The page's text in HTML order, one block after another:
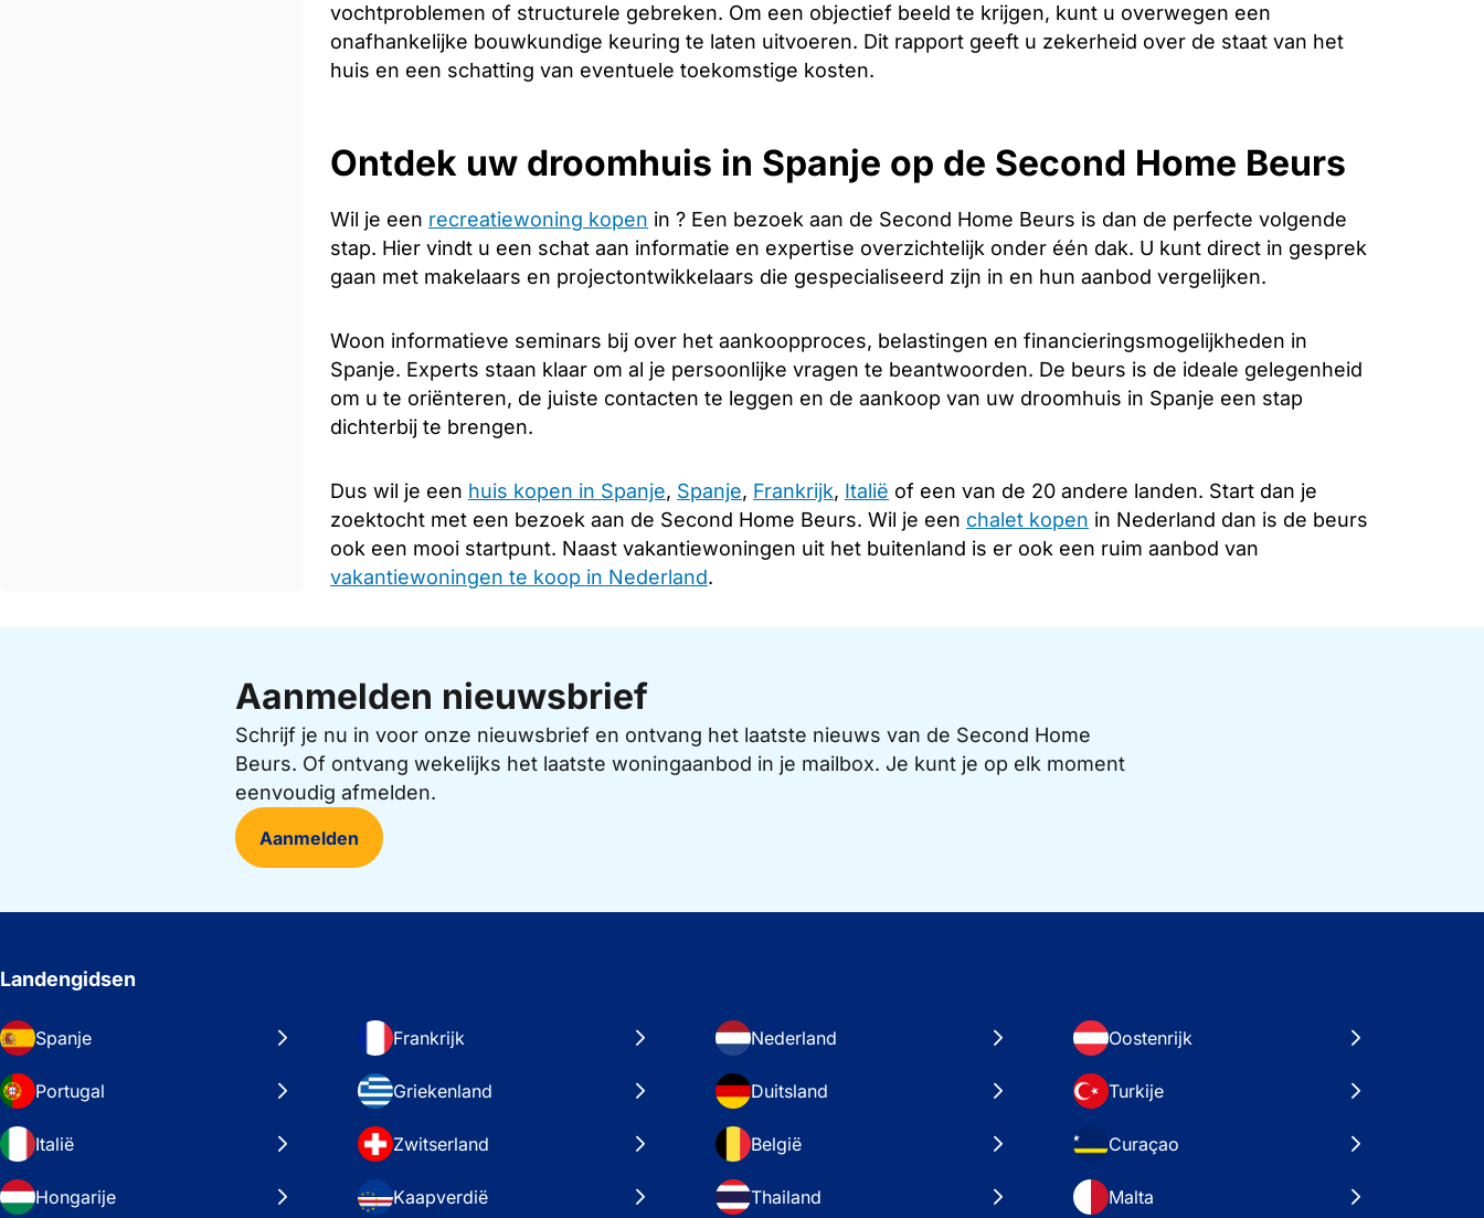
vochtproblemen of structurele gebreken. Om een objectief beeld te krijgen, kunt u overwegen een
onafhankelijke bouwkundige keuring te laten uitvoeren. Dit rapport geeft u zekerheid over de staat van het
huis en een schatting van eventuele toekomstige kosten.
Ontdek uw droomhuis in Spanje op de Second Home Beurs
Wil je een recreatiewoning kopen in ? Een bezoek aan de Second Home Beurs is dan de perfecte volgende
stap. Hier vindt u een schat aan informatie en expertise overzichtelijk onder één dak. U kunt direct in gesprek
gaan met makelaars en projectontwikkelaars die gespecialiseerd zijn in en hun aanbod vergelijken.
Woon informatieve seminars bij over het aankoopproces, belastingen en financieringsmogelijkheden in
Spanje. Experts staan klaar om al je persoonlijke vragen te beantwoorden. De beurs is de ideale gelegenheid
om u te oriënteren, de juiste contacten te leggen en de aankoop van uw droomhuis in Spanje een stap
dichterbij te brengen.
Dus wil je een huis kopen in Spanje, Spanje, Frankrijk, Italië of een van de 20 andere landen. Start dan je
zoektocht met een bezoek aan de Second Home Beurs. Wil je een chalet kopen in Nederland dan is de beurs
ook een mooi startpunt. Naast vakantiewoningen uit het buitenland is er ook een ruim aanbod van
vakantiewoningen te koop in Nederland.
Aanmelden nieuwsbrief
Schrijf je nu in voor onze nieuwsbrief en ontvang het laatste nieuws van de Second Home
Beurs. Of ontvang wekelijks het laatste woningaanbod in je mailbox. Je kunt je op elk moment
eenvoudig afmelden.
Aanmelden
Landengidsen
Spanje Frankrijk Nederland Oostenrijk
Portugal Griekenland Duitsland Turkije
Italië Zwitserland België Curaçao
Hongarije Kaapverdië Thailand Malta